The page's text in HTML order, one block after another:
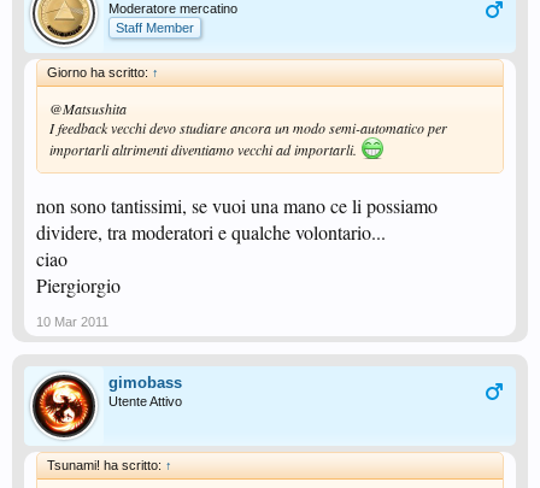
Moderatore mercatino
Staff Member
Giorno ha scritto: ↑
@Matsushita
I feedback vecchi devo studiare ancora un modo semi-automatico per
importarli altrimenti diventiamo vecchi ad importarli.
non sono tantissimi, se vuoi una mano ce li possiamo
dividere, tra moderatori e qualche volontario...
ciao
Piergiorgio
10 Mar 2011
gimobass
Utente Attivo
Tsunami! ha scritto: ↑